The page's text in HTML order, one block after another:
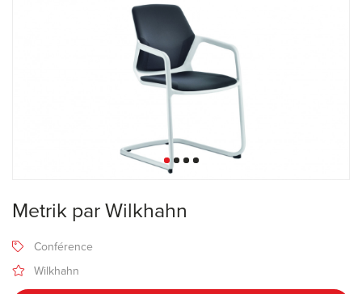
Metrik par Wilkhahn
Conférence
Wilkhahn